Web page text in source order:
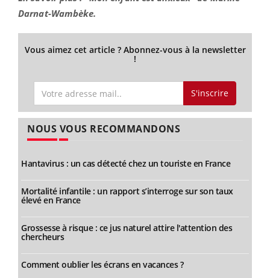
Darnat-Wambèke.
Vous aimez cet article ? Abonnez-vous à la newsletter
!
S'inscrire
NOUS VOUS RECOMMANDONS
Hantavirus : un cas détecté chez un touriste en France
Mortalité infantile : un rapport s’interroge sur son taux
élevé en France
Grossesse à risque : ce jus naturel attire l'attention des
chercheurs
Comment oublier les écrans en vacances ?